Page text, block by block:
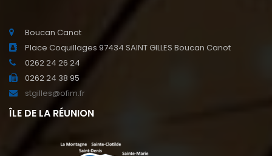
Boucan Canot
Place Coquillages 97434 SAINT GILLES Boucan Canot
0262 24 26 24
0262 24 38 95
stgilles@ofim.fr
ÎLE DE LA RÉUNION